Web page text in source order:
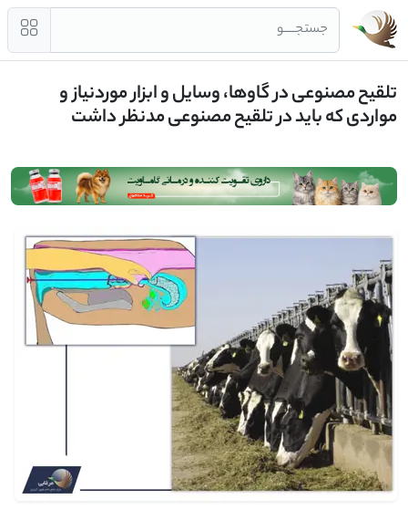
جستجــــو
تلقیح مصنوعی در گاوها، وسایل و ابزار موردنیاز و
مواردی که باید در تلقیح مصنوعی مدنظر داشت